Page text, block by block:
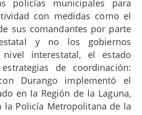
policías municipales para
con medidas como el
sus comandantes por parte
y no los gobiernos
interestatal, el estado
de coordinación:
Durango implementó el
en la Región de la Laguna,
la Policía Metropolitana de la